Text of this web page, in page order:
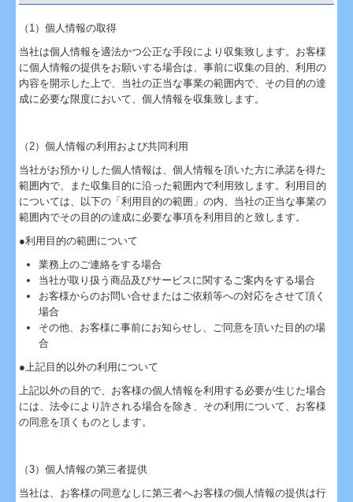
（1）個人情報の取得
当社は個人情報を適法かつ公正な手段により収集致します。お客様
に個人情報の提供をお願いする場合は、事前に収集の目的、利用の
内容を開示した上で、当社の正当な事業の範囲内で、その目的の達
成に必要な限度において、個人情報を収集致します。
（2）個人情報の利用および共同利用
当社がお預かりした個人情報は、個人情報を頂いた方に承諾を得た
範囲内で、また収集目的に沿った範囲内で利用致します。利用目的
については、以下の「利用目的の範囲」の内、当社の正当な事業の
範囲内でその目的の達成に必要な事項を利用目的と致します。
●利用目的の範囲について
業務上のご連絡をする場合
当社が取り扱う商品及びサービスに関するご案内をする場合
お客様からのお問い合せまたはご依頼等への対応をさせて頂く
場合
その他、お客様に事前にお知らせし、ご同意を頂いた目的の場
合
●上記目的以外の利用について
上記以外の目的で、お客様の個人情報を利用する必要が生じた場合
には、法令により許される場合を除き、その利用について、お客様
の同意を頂くものとします。
（3）個人情報の第三者提供
当社は、お客様の同意なしに第三者へお客様の個人情報の提供は行